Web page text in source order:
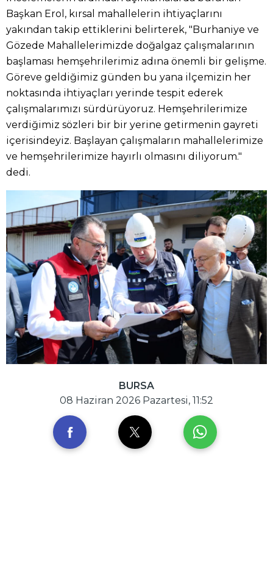
Başkan Erol, kırsal mahallelerin ihtiyaçlarını
yakından takip ettiklerini belirterek, "Burhaniye ve
Gözede Mahallelerimizde doğalgaz çalışmalarının
başlaması hemşehrilerimiz adına önemli bir gelişme.
Göreve geldiğimiz günden bu yana ilçemizin her
noktasında ihtiyaçları yerinde tespit ederek
çalışmalarımızı sürdürüyoruz. Hemşehrilerimize
verdiğimiz sözleri bir bir yerine getirmenin gayreti
içerisindeyiz. Başlayan çalışmaların mahallelerimize
ve hemşehrilerimize hayırlı olmasını diliyorum."
dedi.
BURSA
08 Haziran 2026 Pazartesi, 11:52